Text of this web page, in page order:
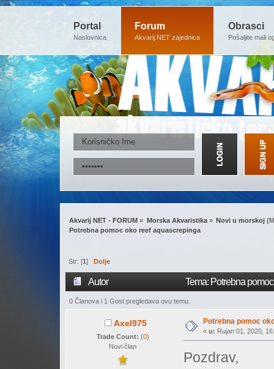
Portal
Naslovnica
Forum
Akvarij.NET zajednica
Obrasci
Pošaljite mali
Akvarij NET - FORUM » Morska Akvaristika» Novi u morskoj
Potrebna pomoc oko reef aquascrepinga
Str: [1] Dolje
Autor Tema: Potrebna
0 Članova i 1 Gost pregledava ovu temu.
Axel975
Trade Count: (0)
Novi član
Potrebna pomoc
« u: Rujan 01, 2020,
Pozdrav,